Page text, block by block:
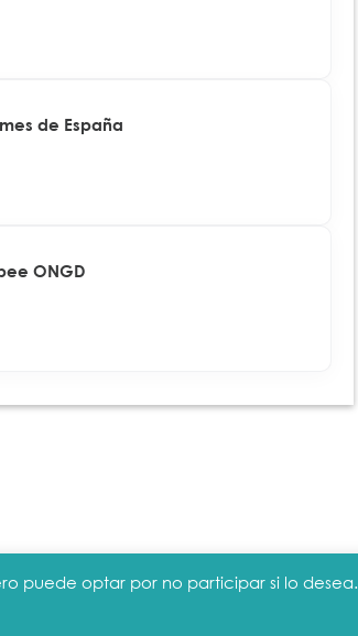
de España
ONGD
puede optar por no participar si lo desea.